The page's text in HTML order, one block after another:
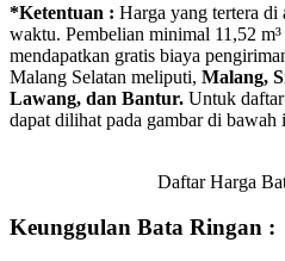
*Ketentuan : Harga yang tertera di
waktu. Pembelian minimal 11,52 m³
mendapatkan gratis biaya
Malang Selatan meliputi, Malang,
Lawang, dan Bantur. Untuk
dapat dilihat pada gambar di bawah
Daftar Harga Bata
Keunggulan Bata Ringan :